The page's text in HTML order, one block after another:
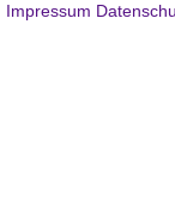
Impressum